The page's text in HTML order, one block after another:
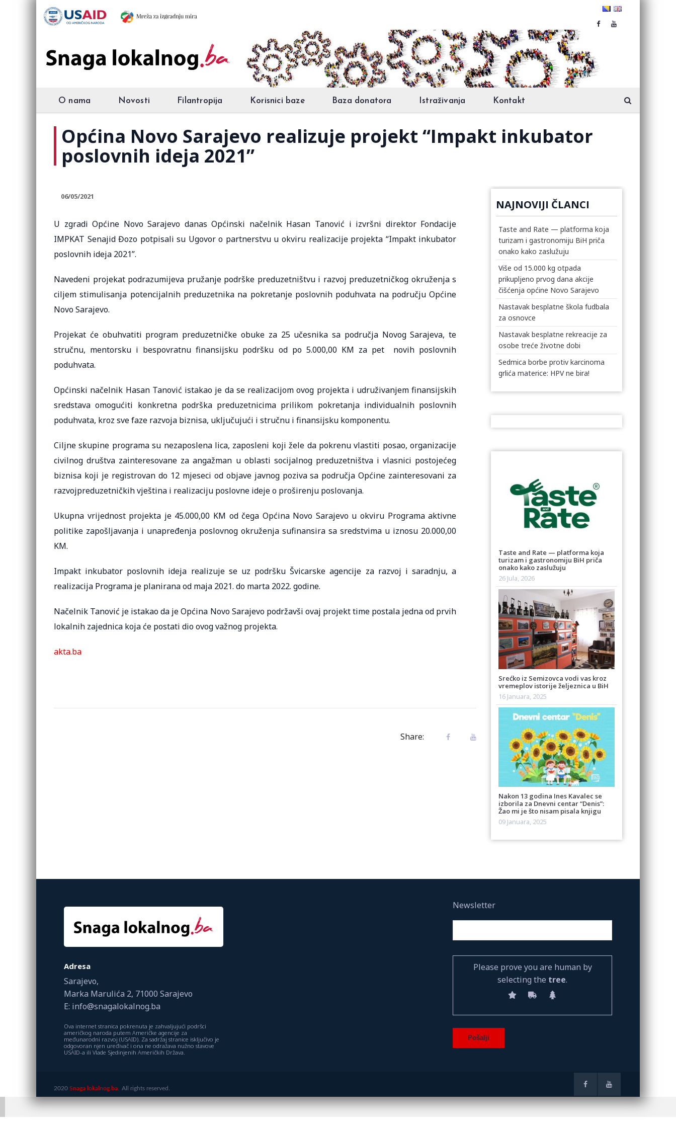
O nama Novosti Filantropija Korisnici baze Baza donatora Istraživanja Kontakt
Općina Novo Sarajevo realizuje projekt “Impakt inkubator
poslovnih ideja 2021”
06/05/2021
U zgradi Općine Novo Sarajevo danas Općinski načelnik Hasan Tanović i izvršni direktor Fondacije
IMPKAT Senajid Đozo potpisali su Ugovor o partnerstvu u okviru realizacije projekta “Impakt inkubator
poslovnih ideja 2021”.
Navedeni projekat podrazumijeva pružanje podrške preduzetništvu i razvoj preduzetničkog okruženja s
ciljem stimulisanja potencijalnih preduzetnika na pokretanje poslovnih poduhvata na području Općine
Novo Sarajevo.
Projekat će obuhvatiti program preduzetničke obuke za 25 učesnika sa područja Novog Sarajeva, te
stručnu, mentorsku i bespovratnu finansijsku podršku od po 5.000,00 KM za pet novih poslovnih
poduhvata.
Općinski načelnik Hasan Tanović istakao je da se realizacijom ovog projekta i udruživanjem finansijskih
sredstava omogućiti konkretna podrška preduzetnicima prilikom pokretanja individualnih poslovnih
poduhvata, kroz sve faze razvoja biznisa, uključujući i stručnu i finansijsku komponentu.
Ciljne skupine programa su nezaposlena lica, zaposleni koji žele da pokrenu vlastiti posao, organizacije
civilnog društva zainteresovane za angažman u oblasti socijalnog preduzetništva i vlasnici postojećeg
biznisa koji je registrovan do 12 mjeseci od objave javnog poziva sa područja Općine zainteresovani za
razvojpreduzetničkih vještina i realizaciju poslovne ideje o proširenju poslovanja.
Ukupna vrijednost projekta je 45.000,00 KM od čega Općina Novo Sarajevo u okviru Programa aktivne
politike zapošljavanja i unapređenja poslovnog okruženja sufinansira sa sredstvima u iznosu 20.000,00
KM.
Impakt inkubator poslovnih ideja realizuje se uz podršku Švicarske agencije za razvoj i saradnju, a
realizacija Programa je planirana od maja 2021. do marta 2022. godine.
Načelnik Tanović je istakao da je Općina Novo Sarajevo podržavši ovaj projekt time postala jedna od prvih
lokalnih zajednica koja će postati dio ovog važnog projekta.
akta.ba
Share:
NAJNOVIJI ČLANCI
Taste and Rate — platforma koja
turizam i gastronomiju BiH priča
onako kako zaslužuju
Više od 15.000 kg otpada
prikupljeno prvog dana akcije
čišćenja općine Novo Sarajevo
Nastavak besplatne škola fudbala
za osnovce
Nastavak besplatne rekreacije za
osobe treće životne dobi
Sedmica borbe protiv karcinoma
grlića materice: HPV ne bira!
Taste and Rate — platforma koja
turizam i gastronomiju BiH priča
onako kako zaslužuju
26 Jula, 2026
Srećko iz Semizovca vodi vas kroz
vremeplov istorije željeznica u BiH
16 Januara, 2025
Nakon 13 godina Ines Kavalec se
izborila za Dnevni centar “Denis”:
Žao mi je što nisam pisala knjigu
09 Januara, 2025
Adresa
Sarajevo,
Marka Marulića 2, 71000 Sarajevo
E: info@snagalokalnog.ba
Ova internet stranica pokrenuta je zahvaljujući podršci
američkog naroda putem Američke agencije za
međunarodni razvoj (USAID). Za sadržaj stranice isključivo je
odgovoran njen uređivač i ona ne odražava nužno stavove
USAID-a ili Vlade Sjedinjenih Američkih Država.
Newsletter
Please prove you are human by
selecting the tree.
2020 Snaga lokalnog.ba. All rights reserved.